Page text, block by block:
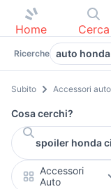
Home Cerca
Ricerche auto
Subito Accessori auto
Cosa cerchi?
Accessori
Auto